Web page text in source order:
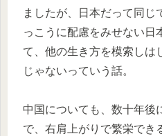
ましたが、日本だって同じ
っこうに配慮をみせない日
て、他の生き方を模索しは
じゃないっていう話。
中国についても、数十年後
で、右肩上がりで繁栄でき